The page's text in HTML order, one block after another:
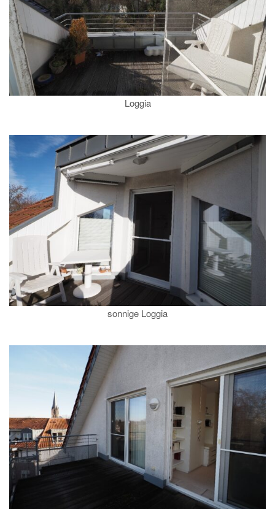
Loggia
sonnige Loggia